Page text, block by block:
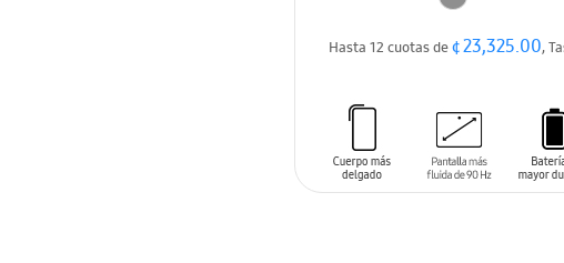
Hasta 12 cuotas de¢ 23,325.00,